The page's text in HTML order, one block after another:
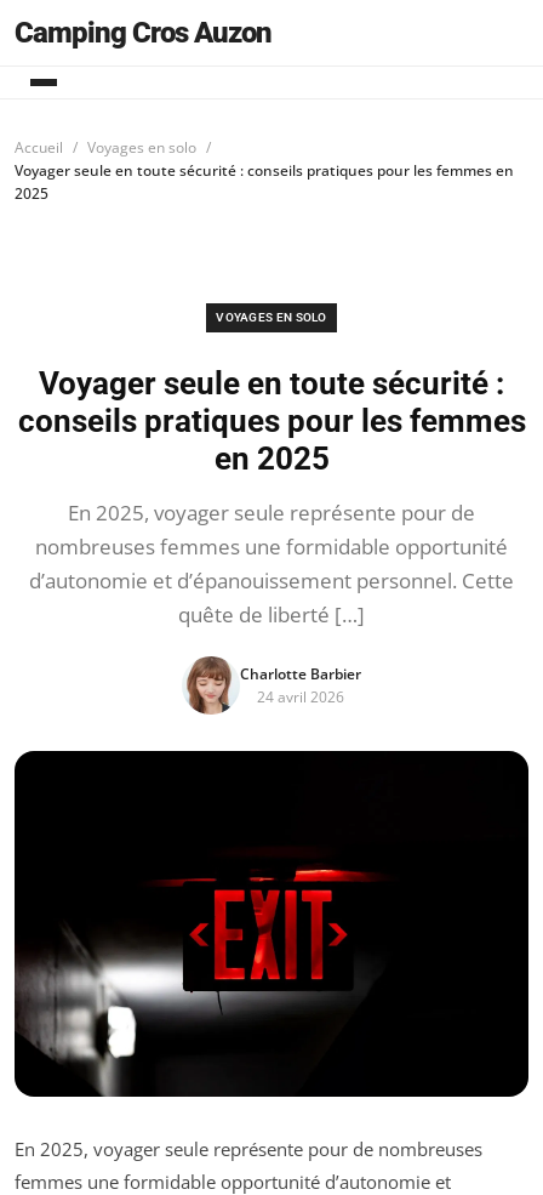
Camping Cros Auzon
Accueil
Voyages en solo
Voyager seule en toute sécurité : conseils pratiques pour les femmes en
2025
VOYAGES EN SOLO
Voyager seule en toute sécurité :
conseils pratiques pour les femmes
en 2025
En 2025, voyager seule représente pour de
nombreuses femmes une formidable opportunité
d’autonomie et d’épanouissement personnel. Cette
quête de liberté […]
Charlotte Barbier
24 avril 2026
En 2025, voyager seule représente pour de nombreuses
femmes une formidable opportunité d’autonomie et